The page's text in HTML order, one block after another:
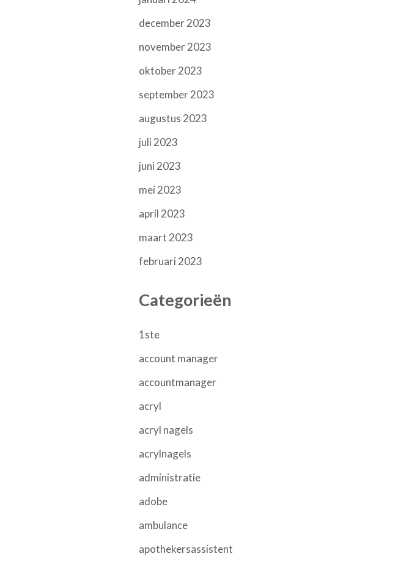
december 2023
november 2023
oktober 2023
september 2023
augustus 2023
juli 2023
juni 2023
mei 2023
april 2023
maart 2023
februari 2023
Categorieën
1ste
account manager
accountmanager
acryl
acryl nagels
acrylnagels
administratie
adobe
ambulance
apothekersassistent